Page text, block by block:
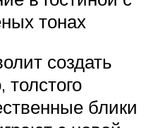
тонах
создать
блики